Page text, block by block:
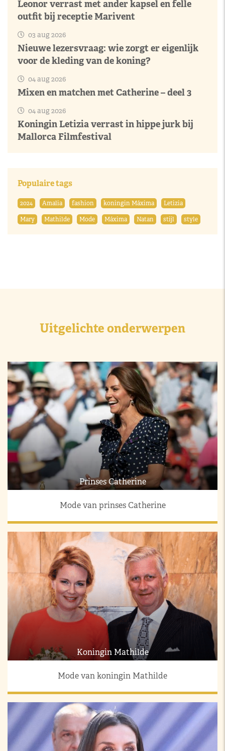
Leonor verrast met ander kapsel en felle
outfit bij receptie Marivent
03 aug 2026
Nieuwe lezersvraag: wie zorgt er eigenlijk
voor de kleding van de koning?
04 aug 2026
Mixen en matchen met Catherine – deel 3
04 aug 2026
Koningin Letizia verrast in hippe jurk bij
Mallorca Filmfestival
Populaire tags
2024 Amalia fashion koningin Máxima
Letizia
Mary
Mathilde Mode Máxima Natan stijl style
Uitgelichte onderwerpen
Prinses Catherine
Mode van prinses Catherine
Koningin Mathilde
Mode van koningin Mathilde